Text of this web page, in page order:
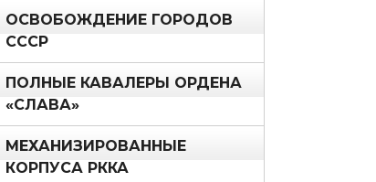
ОСВОБОЖДЕНИЕ ГОРОДОВ
СССР
ПОЛНЫЕ КАВАЛЕРЫ ОРДЕНА
«СЛАВА»
МЕХАНИЗИРОВАННЫЕ
КОРПУСА РККА